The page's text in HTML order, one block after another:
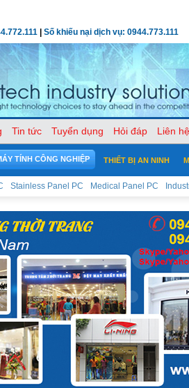
Số khiếu nại dịch vụ: 0944.773.111
Tin tức Tuyển dụng Hỏi đáp Liên hệ
TÍNH CÔNG NGHIỆP
Stainless Panel PC Medical Panel PC
THIẾT BỊ AN NINH